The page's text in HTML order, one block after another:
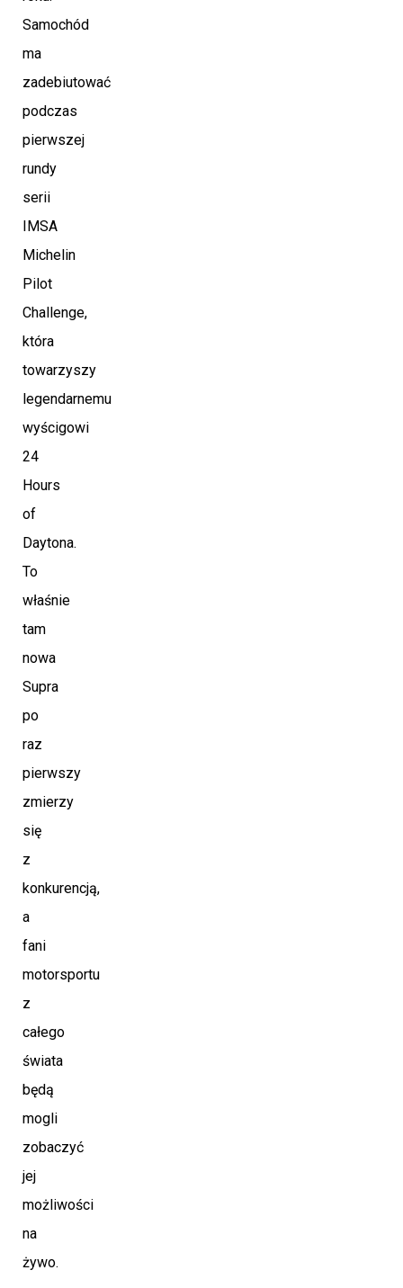
Samochód
ma
zadebiutować
podczas
pierwszej
rundy
serii
IMSA
Michelin
Pilot
Challenge,
która
towarzyszy
legendarnemu
wyścigowi
24
Hours
of
Daytona.
To
właśnie
tam
nowa
Supra
po
raz
pierwszy
zmierzy
się
z
konkurencją,
a
fani
motorsportu
z
całego
świata
będą
mogli
zobaczyć
jej
możliwości
na
żywo.